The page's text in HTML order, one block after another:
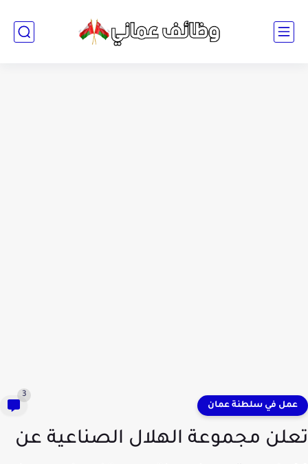
عمل في سلطنة عمان
3
تعلن مجموعة الهلال الصناعية عن